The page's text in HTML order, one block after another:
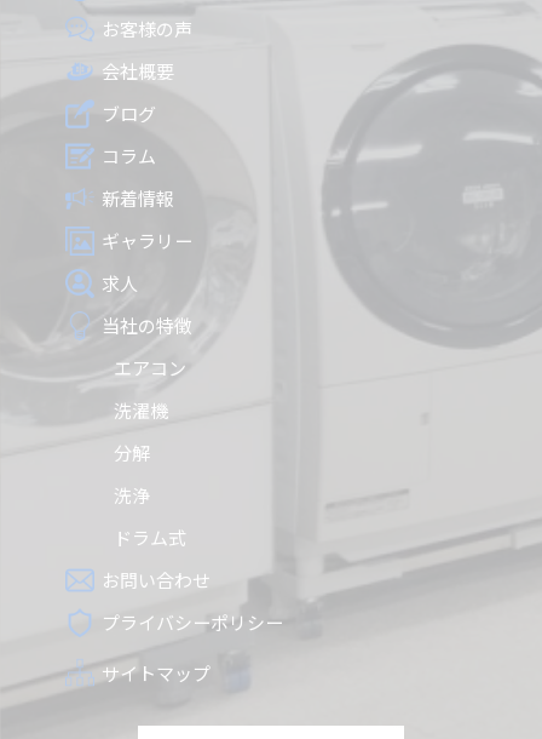
お客様の声
会社概要
ブログ
コラム
新着情報
ギャラリー
求人
当社の特徴
エアコン
洗濯機
分解
洗浄
ドラム式
お問い合わせ
プライバシーポリシー
サイトマップ